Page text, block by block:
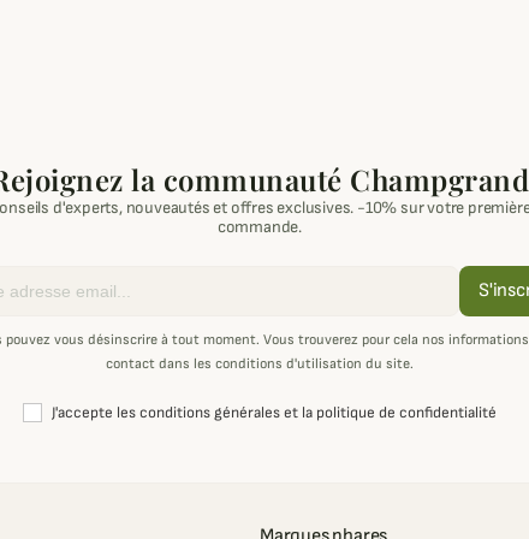
la communauté Champgrand
d'experts, nouveautés et offres exclusives. -10% sur votre
commande.
pouvez vous désinscrire à tout moment. Vous trouverez pour cela nos
contact dans les conditions d'utilisation du site.
J'accepte les conditions générales et la politique de confidentialité